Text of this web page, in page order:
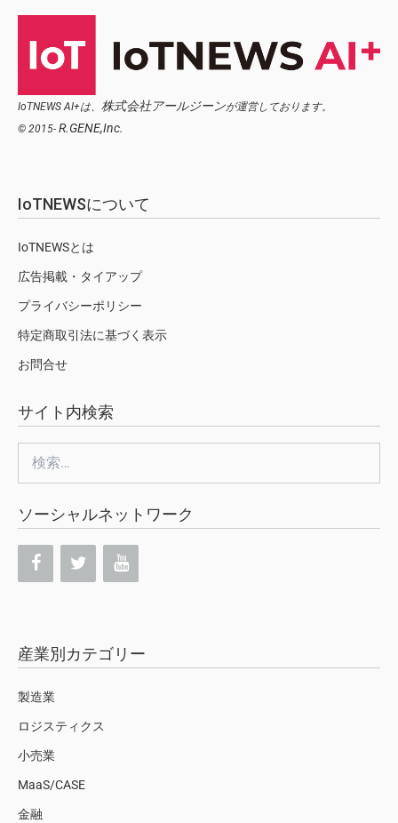
IoTNEWS AI+は、 株式会社アールジーンが運営しております。
© 2015- R.GENE,Inc.
IoTNEWSについて
IoTNEWSとは
広告掲載・タイアップ
プライバシーポリシー
特定商取引法に基づく表示
お問合せ
サイト内検索
索:
ソーシャルネットワーク
産業別カテゴリー
製造業
ロジスティクス
小売業
MaaS/CASE
金融